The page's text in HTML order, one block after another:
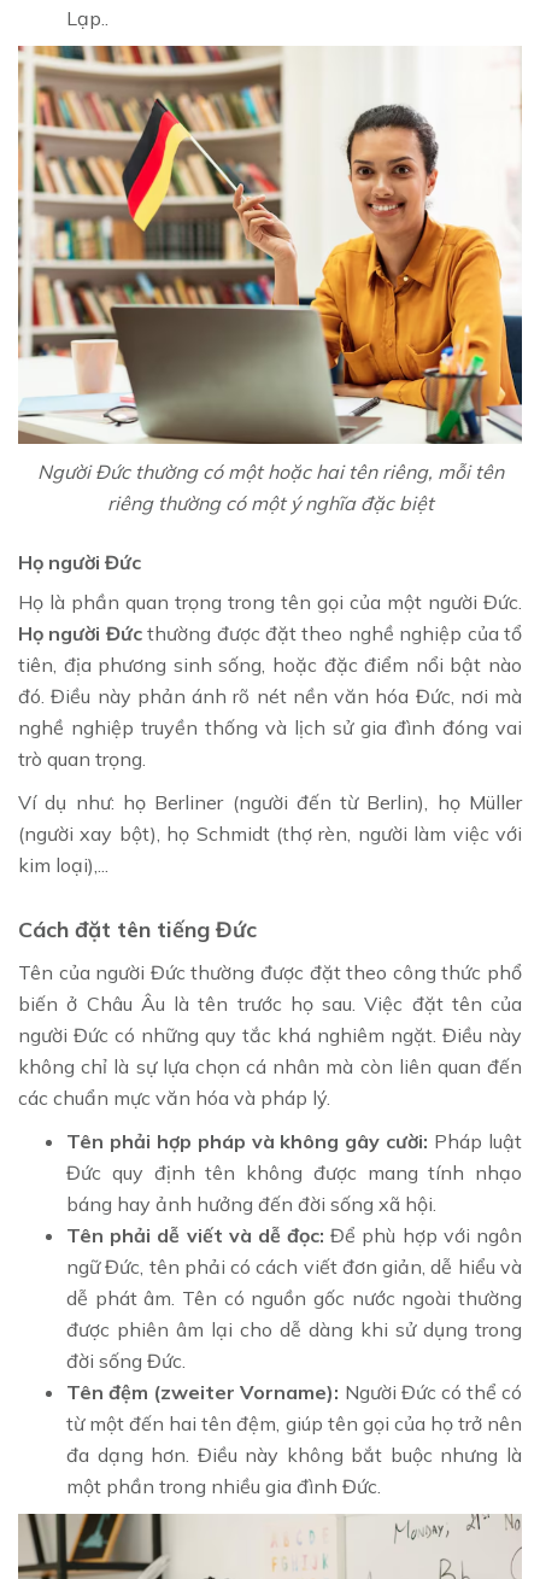
Lạp..
Người Đức thường có một hoặc hai tên riêng, mỗi tên
riêng thường có một ý nghĩa đặc biệt
Họ người Đức
Họ là phần quan trọng trong tên gọi của một người Đức.
Họ người Đứcthường được đặt theo nghề nghiệp của tổ
tiên, địa phương sinh sống, hoặc đặc điểm nổi bật nào
đó. Điều này phản ánh rõ nét nền văn hóa Đức, nơi mà
nghề nghiệp truyền thống và lịch sử gia đình đóng vai
trò quan trọng.
Ví dụ như: họ Berliner (người đến từ Berlin), họ Müller
(người xay bột), họ Schmidt (thợ rèn, người làm việc với
kim loại),...
Cách đặt tên tiếng Đức
Tên của người Đức thường được đặt theo công thức phổ
biến ở Châu Âu là tên trước họ sau. Việc đặt tên của
người Đức có những quy tắc khá nghiêm ngặt. Điều này
không chỉ là sự lựa chọn cá nhân mà còn liên quan đến
các chuẩn mực văn hóa và pháp lý.
Tên phải hợp pháp và không gây cười: Pháp luật
Đức quy định tên không được mang tính nhạo
báng hay ảnh hưởng đến đời sống xã hội.
Tên phải dễ viết và dễ đọc: Để phù hợp với ngôn
ngữ Đức, tên phải có cách viết đơn giản, dễ hiểu và
dễ phát âm. Tên có nguồn gốc nước ngoài thường
được phiên âm lại cho dễ dàng khi sử dụng trong
đời sống Đức.
Tên đệm (zweiter Vorname): Người Đức có thể có
từ một đến hai tên đệm, giúp tên gọi của họ trở nên
đa dạng hơn. Điều này không bắt buộc nhưng là
một phần trong nhiều gia đình Đức.